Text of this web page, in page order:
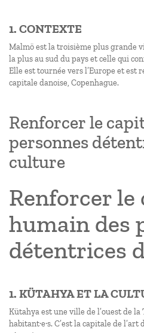
1. CONTEXTE
Malmö est la troisième plus grande
la plus au sud du pays et celle qui
Elle est tournée vers l’Europe et est
capitale danoise, Copenhague.
Renforcer le
personnes
culture
Renforcer le
humain des
détentrices
1. KÜTAHYA ET LA
Kütahya est une ville de l’ouest de
habitant·e·s. C’est la capitale de